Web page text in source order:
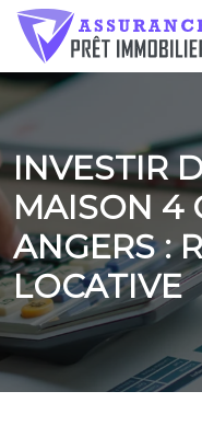
INVESTIR
MAISON 4
ANGERS :
LOCATIVE